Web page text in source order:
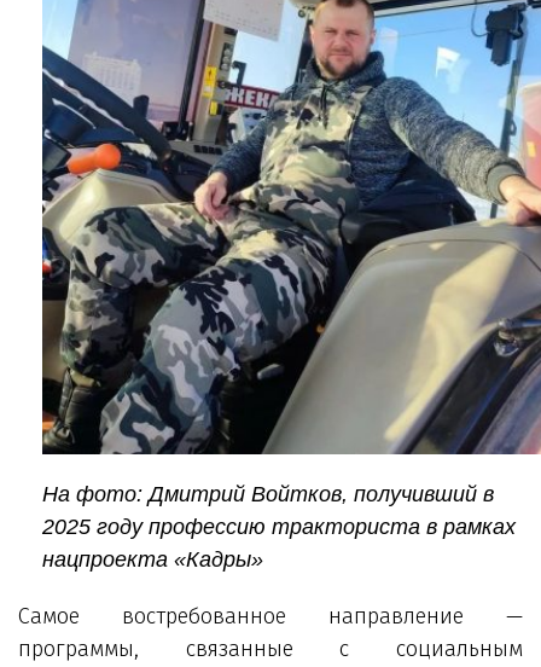
На фото: Дмитрий Войтков, получивший в
2025 году профессию тракториста в рамках
нацпроекта «Кадры»
Самое востребованное направление —
программы, связанные с социальным